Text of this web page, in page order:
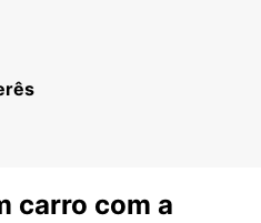
carro com a